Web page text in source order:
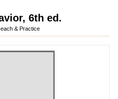
6th ed.
& Practice